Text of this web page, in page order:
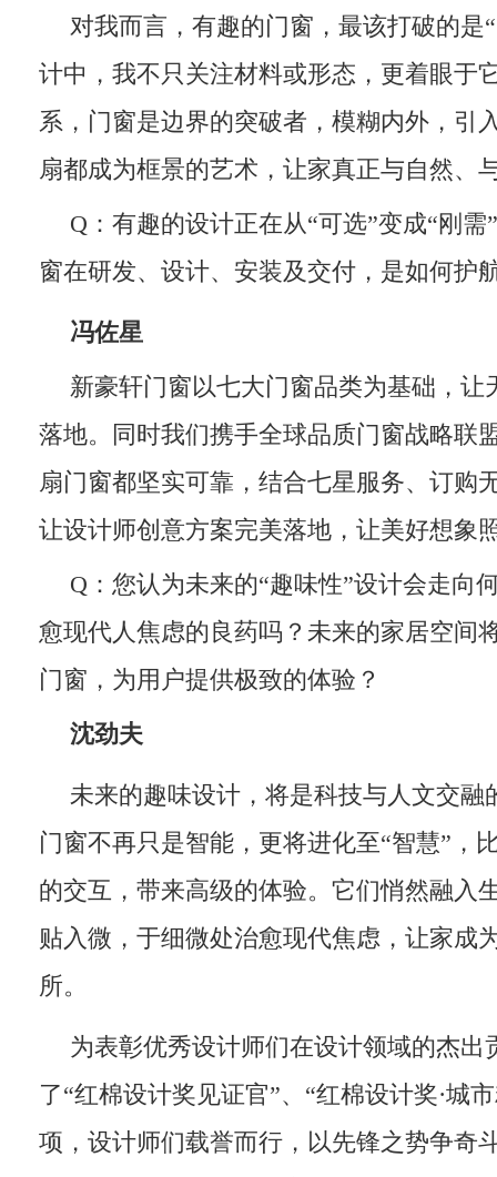
对我而言，有趣的门窗，最该打破的是
计中，我不只关注材料或形态，更着眼于
系，门窗是边界的突破者，模糊内外，引
扇都成为框景的艺术，让家真正与自然、
Q：有趣的设计正在从“可选”变成“刚
窗在研发、设计、安装及交付，是如何护
冯佐星
新豪轩门窗以七大门窗品类为基础，让
落地。同时我们携手全球品质门窗战略联
扇门窗都坚实可靠，结合七星服务、订购
让设计师创意方案完美落地，让美好想象
Q：您认为未来的“趣味性”设计会走向
愈现代人焦虑的良药吗？未来的家居空间
门窗，为用户提供极致的体验？
沈劲夫
未来的趣味设计，将是科技与人文交融
门窗不再只是智能，更将进化至“智慧”，
的交互，带来高级的体验。它们悄然融入
贴入微，于细微处治愈现代焦虑，让家成
所。
为表彰优秀设计师们在设计领域的杰出
了“红棉设计奖见证官”、“红棉设计奖·城
项，设计师们载誉而行，以先锋之势争奇